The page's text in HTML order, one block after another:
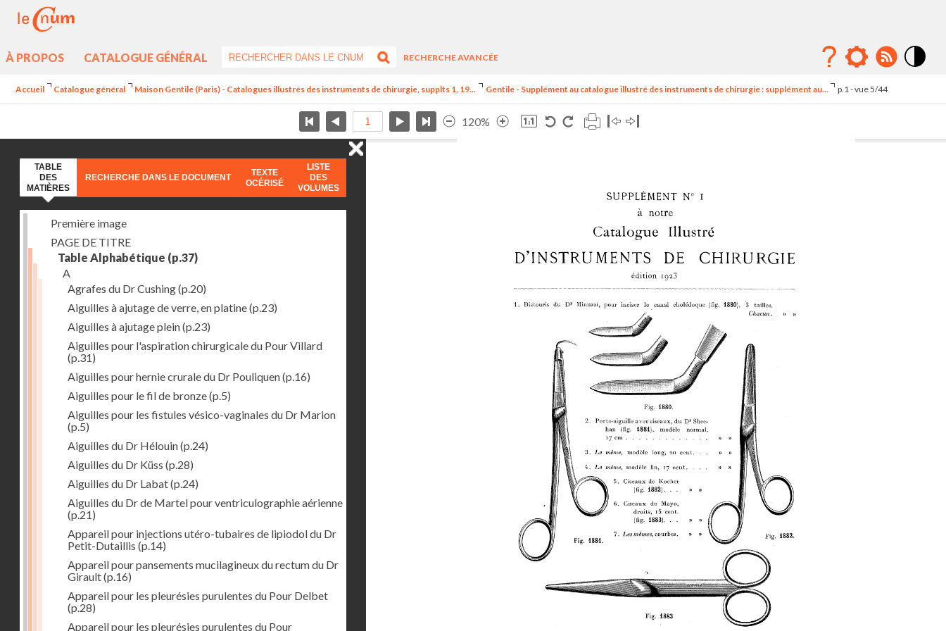
À PROPOS CATALOGUE GÉNÉRAL
RECHERCHE AVANCÉE
Accueil Catalogue général Maison Gentile (Paris) - Catalogues illustrés des instruments de chirurgie, supplts 1, 19... Gentile - Supplément au catalogue illustré des instruments de chirurgie : supplément au... p.1 - vue 5/44
120%
TABLE
DES
MATIÈRES
RECHERCHE DANS LE DOCUMENT
TEXTE
OCÉRISÉ
LISTE
DES
VOLUMES
Première image
PAGE DE TITRE
Table Alphabétique (p.37)
A
Agrafes du Dr Cushing(p.20)
Aiguilles à ajutage de verre, en platine(p.23)
Aiguilles à ajutage plein(p.23)
Aiguilles pour l'aspiration chirurgicale du Pour Villard
(p.31)
Aiguilles pour hernie crurale du Dr Pouliquen(p.16)
Aiguilles pour le fil de bronze(p.5)
Aiguilles pour les fistules vésico-vaginales du Dr Marion
(p.5)
Aiguilles du Dr Hélouin(p.24)
Aiguilles du Dr Küss (p.28)
Aiguilles du Dr Labat(p.24)
Aiguilles du Dr de Martel pour ventriculographie aérienne
(p.21)
Appareil pour injections utéro-tubaires de lipiodol du Dr
Petit-Dutaillis (p.14)
Appareil pour pansements mucilagineux du rectum du Dr
Girault(p.16)
Appareil pour les pleurésies purulentes du Pour Delbet
(p.28)
Appareil pour les pleurésies purulentes du Pour